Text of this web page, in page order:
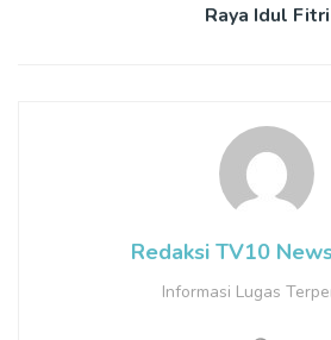
Raya Idul Fitri
Redaksi TV10
Informasi Lugas